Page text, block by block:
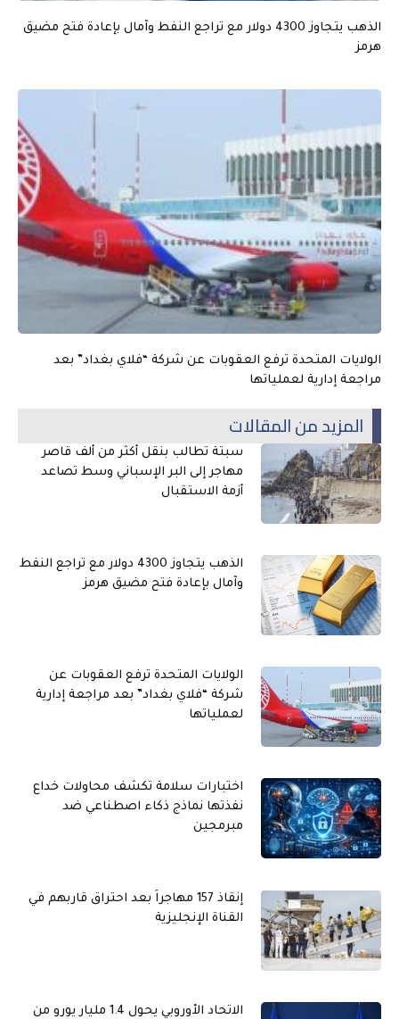
الذهب يتجاوز 4300 دولار مع تراجع النفط وآمال بإعادة فتح مضيق
هرمز
الولايات المتحدة ترفع العقوبات عن شركة “فلاي بغداد” بعد
مراجعة إدارية لعملياتها
المزيد من المقالات
سبتة تطالب بنقل أكثر من ألف قاصر
مهاجر إلى البر الإسباني وسط تصاعد
أزمة الاستقبال
الذهب يتجاوز 4300 دولار مع تراجع النفط
وآمال بإعادة فتح مضيق هرمز
الولايات المتحدة ترفع العقوبات عن
شركة “فلاي بغداد” بعد مراجعة إدارية
لعملياتها
اختبارات سلامة تكشف محاولات خداع
نفذتها نماذج ذكاء اصطناعي ضد
مبرمجين
إنقاذ 157 مهاجراً بعد احتراق قاربهم في
القناة الإنجليزية
الاتحاد الأوروبي يحول 1.4 مليار يورو من